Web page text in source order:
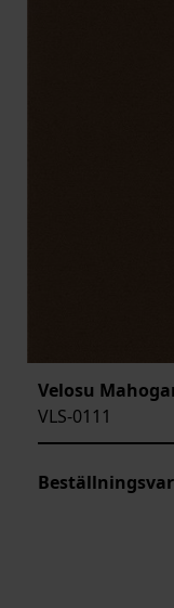
Velosu
VLS-0111